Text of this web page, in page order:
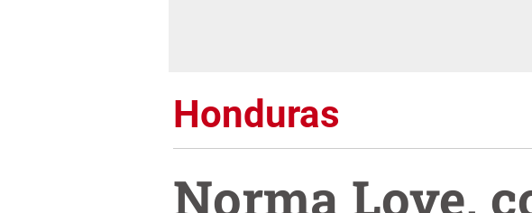
Honduras
Norma Love,